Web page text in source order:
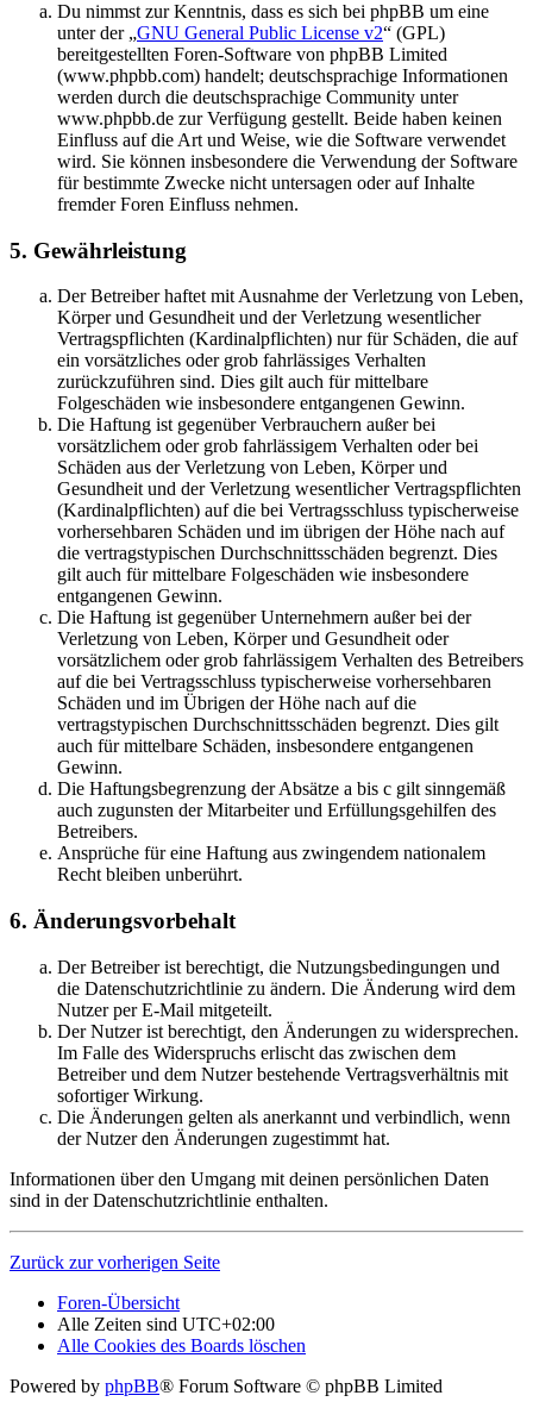
Du nimmst zur Kenntnis, dass es sich bei phpBB um eine
unter der „GNU General Public License v2“ (GPL)
bereitgestellten Foren-Software von phpBB Limited
(www.phpbb.com) handelt; deutschsprachige Informationen
werden durch die deutschsprachige Community unter
www.phpbb.de zur Verfügung gestellt. Beide haben keinen
Einfluss auf die Art und Weise, wie die Software verwendet
wird. Sie können insbesondere die Verwendung der Software
für bestimmte Zwecke nicht untersagen oder auf Inhalte
fremder Foren Einfluss nehmen.
5. Gewährleistung
Der Betreiber haftet mit Ausnahme der Verletzung von Leben,
Körper und Gesundheit und der Verletzung wesentlicher
Vertragspflichten (Kardinalpflichten) nur für Schäden, die auf
ein vorsätzliches oder grob fahrlässiges Verhalten
zurückzuführen sind. Dies gilt auch für mittelbare
Folgeschäden wie insbesondere entgangenen Gewinn.
Die Haftung ist gegenüber Verbrauchern außer bei
vorsätzlichem oder grob fahrlässigem Verhalten oder bei
Schäden aus der Verletzung von Leben, Körper und
Gesundheit und der Verletzung wesentlicher Vertragspflichten
(Kardinalpflichten) auf die bei Vertragsschluss typischerweise
vorhersehbaren Schäden und im übrigen der Höhe nach auf
die vertragstypischen Durchschnittsschäden begrenzt. Dies
gilt auch für mittelbare Folgeschäden wie insbesondere
entgangenen Gewinn.
Die Haftung ist gegenüber Unternehmern außer bei der
Verletzung von Leben, Körper und Gesundheit oder
vorsätzlichem oder grob fahrlässigem Verhalten des Betreibers
auf die bei Vertragsschluss typischerweise vorhersehbaren
Schäden und im Übrigen der Höhe nach auf die
vertragstypischen Durchschnittsschäden begrenzt. Dies gilt
auch für mittelbare Schäden, insbesondere entgangenen
Gewinn.
Die Haftungsbegrenzung der Absätze a bis c gilt sinngemäß
auch zugunsten der Mitarbeiter und Erfüllungsgehilfen des
Betreibers.
Ansprüche für eine Haftung aus zwingendem nationalem
Recht bleiben unberührt.
6. Änderungsvorbehalt
Der Betreiber ist berechtigt, die Nutzungsbedingungen und
die Datenschutzrichtlinie zu ändern. Die Änderung wird dem
Nutzer per E-Mail mitgeteilt.
Der Nutzer ist berechtigt, den Änderungen zu widersprechen.
Im Falle des Widerspruchs erlischt das zwischen dem
Betreiber und dem Nutzer bestehende Vertragsverhältnis mit
sofortiger Wirkung.
Die Änderungen gelten als anerkannt und verbindlich, wenn
der Nutzer den Änderungen zugestimmt hat.
Informationen über den Umgang mit deinen persönlichen Daten
sind in der Datenschutzrichtlinie enthalten.
Zurück zur vorherigen Seite
Foren-Übersicht
Alle Zeiten sind UTC+02:00
Alle Cookies des Boards löschen
Powered by phpBB® Forum Software © phpBB Limited